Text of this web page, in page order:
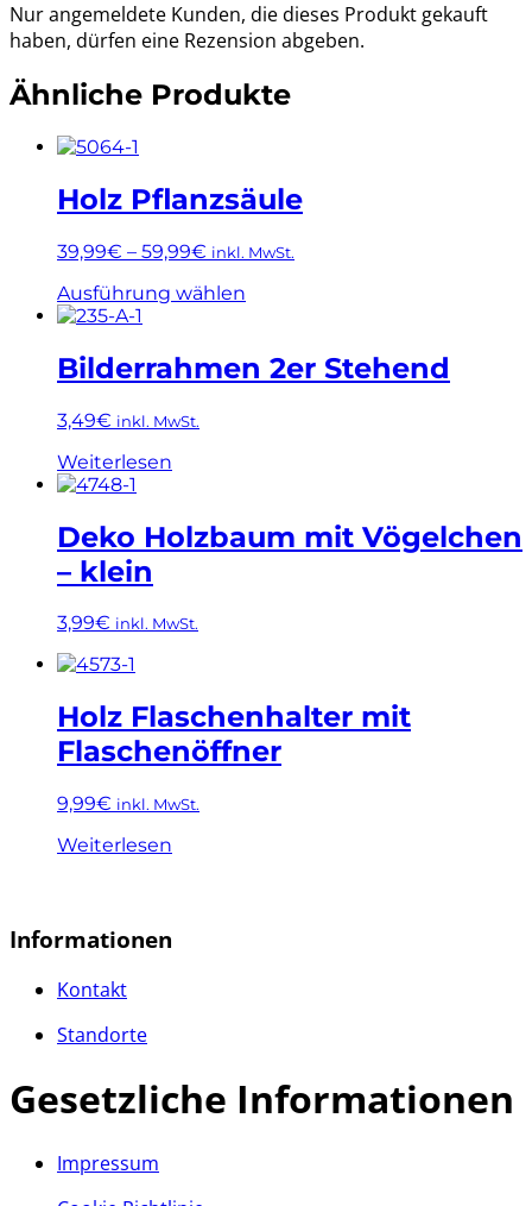
Nur angemeldete Kunden, die dieses Produkt gekauft
haben, dürfen eine Rezension abgeben.
Ähnliche Produkte
Holz Pflanzsäule
39,99€ – 59,99€ inkl. MwSt.
Ausführung wählen
mehrere
Varianten
Produktseite
Bilderrahmen 2er Stehend
3,49€ inkl. MwSt.
Weiterlesen
Deko Holzbaum mit Vögelchen
– klein
3,99€ inkl. MwSt.
Holz Flaschenhalter mit
Flaschenöffner
9,99€ inkl. MwSt.
Weiterlesen
Informationen
Kontakt
Standorte
Gesetzliche Informationen
Impressum